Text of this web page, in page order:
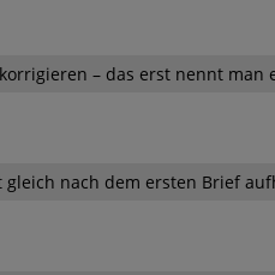
– das erst nennt man
nach dem ersten Brief